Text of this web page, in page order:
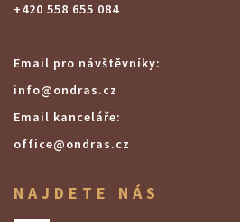
+420 558 655 084
Email pro návštěvníky:
info@ondras.cz
Email kanceláře:
office@ondras.cz
NAJDETE NÁS